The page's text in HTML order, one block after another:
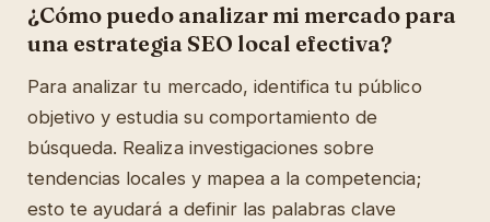
¿Cómo puedo analizar mi mercado para
una estrategia SEO local efectiva?
Para analizar tu mercado, identifica tu público
objetivo y estudia su comportamiento de
búsqueda. Realiza investigaciones sobre
tendencias locales y mapea a la competencia;
esto te ayudará a definir las palabras clave